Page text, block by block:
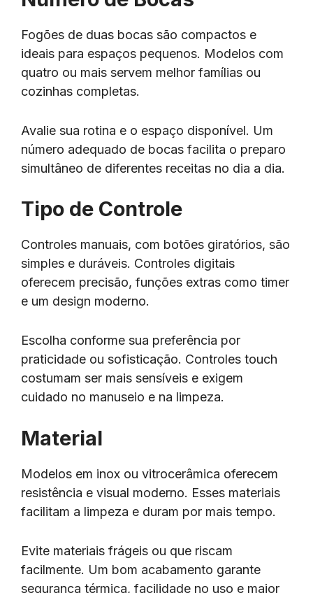
Fogões de duas bocas são compactos e
ideais para espaços pequenos. Modelos com
quatro ou mais servem melhor famílias ou
cozinhas completas.
Avalie sua rotina e o espaço disponível. Um
número adequado de bocas facilita o preparo
simultâneo de diferentes receitas no dia a dia.
Tipo de Controle
Controles manuais, com botões giratórios, são
simples e duráveis. Controles digitais
oferecem precisão, funções extras como timer
e um design moderno.
Escolha conforme sua preferência por
praticidade ou sofisticação. Controles touch
costumam ser mais sensíveis e exigem
cuidado no manuseio e na limpeza.
Material
Modelos em inox ou vitrocerâmica oferecem
resistência e visual moderno. Esses materiais
facilitam a limpeza e duram por mais tempo.
Evite materiais frágeis ou que riscam
facilmente. Um bom acabamento garante
segurança térmica, facilidade no uso e maior